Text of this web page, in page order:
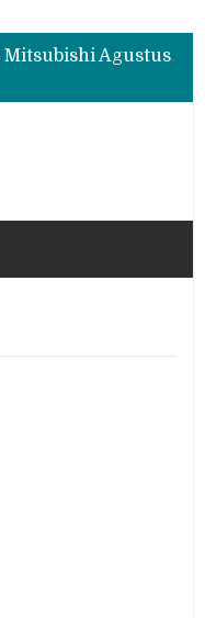
Bukan Cuma Layar 14,6 Inci, Ini Fitur Pintar Changan Nevo Q05 yang Dibanderol Rp309 Juta
Promo Servis Mitsubishi Agustus 2026, Ada Diskon ESP dan Bodi & Cat Kilau Merdeka
Bukan Cuma Layar 14,6 Inci, Ini Fitur Pintar Changan Nevo Q05 yang Dibanderol Rp309 Juta